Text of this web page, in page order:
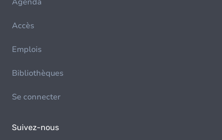
Accès
Emplois
Bibliothèques
Se connecter
Suivez-nous